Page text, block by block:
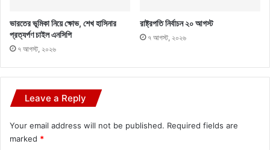
ভারতের ভূমিকা নিয়ে ক্ষোভ, শেখ হাসিনার
প্রত্যর্পণ চাইল এনসিপি
৭ আগস্ট, ২০২৬
রাষ্ট্রপতি নির্বাচন ২০ আগস্ট
৭ আগস্ট, ২০২৬
Leave a Reply
Your email address will not be published. Required fields are
marked *